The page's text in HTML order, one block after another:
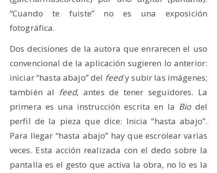
“Cuando te fuiste” no es una exposición
fotográfica.
Dos decisiones de la autora que enrarecen el uso
convencional de la aplicación sugieren lo anterior:
iniciar “hasta abajo” del feedy subir las imágenes;
también al feed, antes de tener seguidores. La
primera es una instrucción escrita en la Biodel
perfil de la pieza que dice: Inicia “hasta abajo”.
Para llegar “hasta abajo” hay que escrolear varias
veces. Esta acción realizada con el dedo sobre la
pantalla es el gesto que activa la obra, no lo es la